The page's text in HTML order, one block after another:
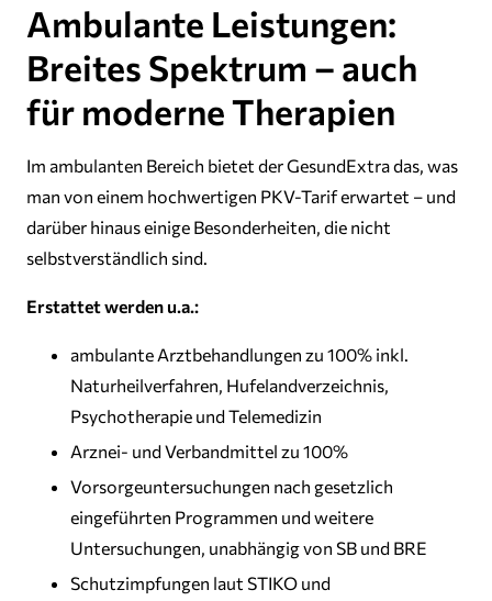
Ambulante Leistungen:
Breites Spektrum – auch
für moderne Therapien
Im ambulanten Bereich bietet der GesundExtra das, was
man von einem hochwertigen PKV-Tarif erwartet – und
darüber hinaus einige Besonderheiten, die nicht
selbstverständlich sind.
Erstattet werden u.a.:
ambulante Arztbehandlungen zu 100% inkl.
Naturheilverfahren, Hufelandverzeichnis,
Psychotherapie und Telemedizin
Arznei- und Verbandmittel zu 100%
Vorsorgeuntersuchungen nach gesetzlich
eingeführten Programmen und weitere
Untersuchungen, unabhängig von SB und BRE
Schutzimpfungen laut STIKO und